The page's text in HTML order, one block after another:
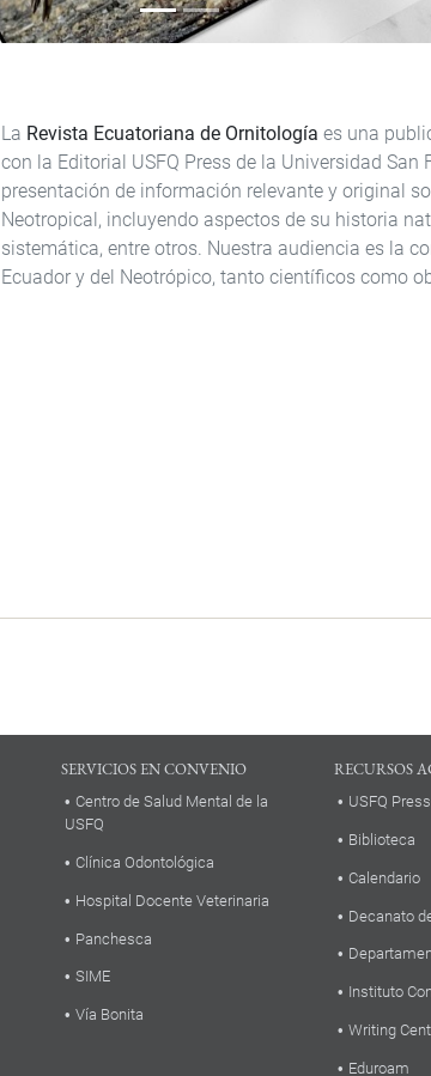
La Revista Ecuatoriana de Ornitología es una
con la Editorial USFQ Press de la Universidad
presentación de información relevante y original
Neotropical, incluyendo aspectos de su historia
sistemática, entre otros. Nuestra audiencia es la
Ecuador y del Neotrópico, tanto científicos como
SERVICIOS EN CONVENIO
Centro de Salud Mental de la
USFQ
Clínica Odontológica
Hospital Docente Veterinaria
Panchesca
SIME
Vía Bonita
RECURSOS
USFQ Press
Biblioteca
Calendario
Decanato
Instituto
Writing
Eduroam